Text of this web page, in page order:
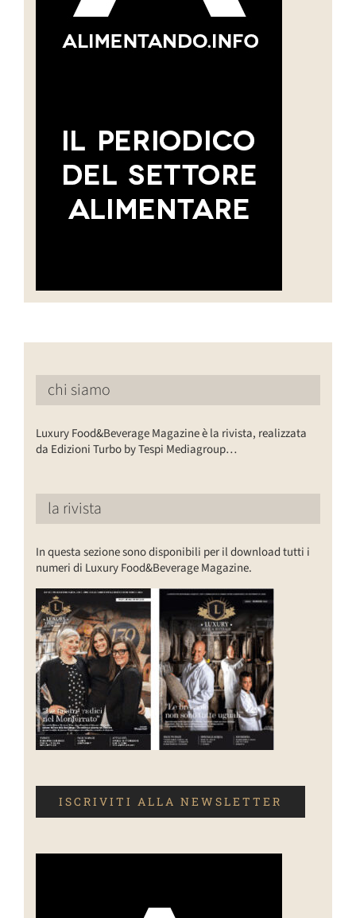
chi siamo
Luxury Food&Beverage Magazine è la rivista, realizzata
da Edizioni Turbo by Tespi Mediagroup…
la rivista
In questa sezione sono disponibili per il download tutti i
numeri di Luxury Food&Beverage Magazine.
ISCRIVITI ALLA NEWSLETTER